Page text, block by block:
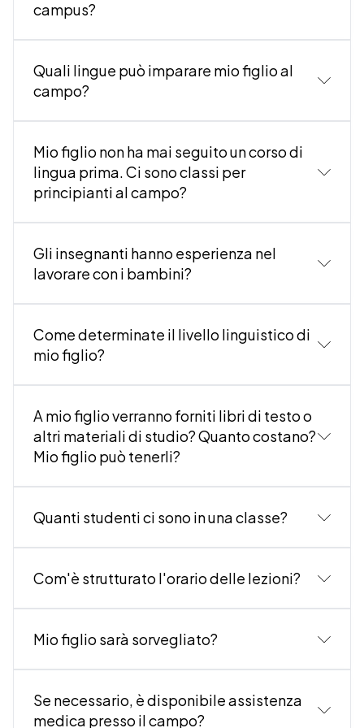
campus?
one a lasciare il campus
Quali lingue può imparare mio figlio al
campo?
Corsi di lingua estivi
Mio figlio non ha mai seguito un corso di
lingua prima. Ci sono classi per
principianti al campo?
Gli insegnanti hanno esperienza nel
lavorare con i bambini?
Come determinate il livello linguistico di
mio figlio?
A mio figlio verranno forniti libri di testo o
altri materiali di studio? Quanto costano?
Mio figlio può tenerli?
Quanti studenti ci sono in una classe?
Com'è strutturato l'orario delle lezioni?
Mio figlio sarà sorvegliato?
Se necessario, è disponibile assistenza
medica presso il campo?